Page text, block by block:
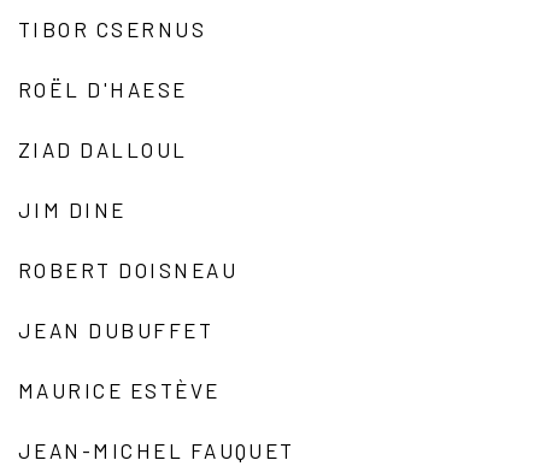
TIBOR CSERNUS
ROËL D'HAESE
ZIAD DALLOUL
JIM DINE
ROBERT DOISNEAU
JEAN DUBUFFET
MAURICE ESTÈVE
JEAN-MICHEL FAUQUET